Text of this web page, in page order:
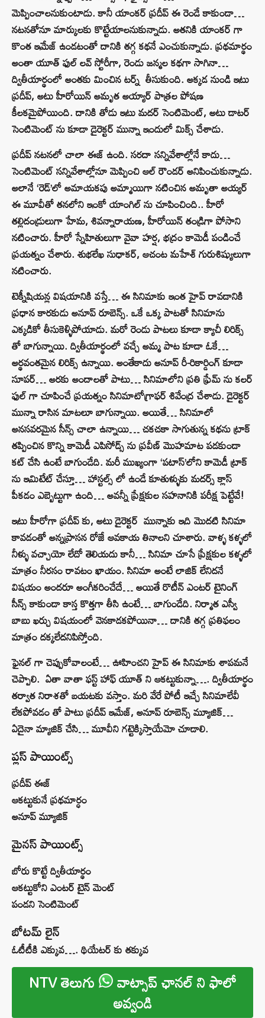
మెప్పించాలనుకుంటాడు. కానీ యాంకర్ ప్రదీప్ ఈ రెండే కాకుండా…
నటనతోనూ మార్కులకు కొట్టేయాలనుకున్నాడు. అతనికి యాంకర్ గా
కొంత ఇమేజ్ ఉండటంతో దానికి తగ్గ కథనే ఎంచుకున్నాడు. ప్రథమార్థం
అంతా యూత్ ఫుల్ లవ్ స్టోరీగా, రెండు జన్మల కథగా సాగినా…
ద్వితీయార్థంలో అంతకు మించిన టర్న్ తీసుకుంది. అక్కడ నుండి ఇటు
ప్రదీప్, అటు హీరోయిన్ అమృత అయ్యార్ పాత్రల పోషణ
కీలకమైపోయింది. దానికి తోడు ఇటు మదర్ సెంటిమెంట్, అటు డాటర్
సెంటిమెంట్ ను కూడా డైరెక్టర్ మున్నా ఇందులో మిక్స్ చేశాడు.
ప్రదీప్ నటనలో చాలా ఈజ్ ఉంది. సరదా సన్నివేశాల్లోనే కాదు…
సెంటిమెంట్ సన్నివేశాల్లోనూ మెప్పించి ఆల్ రౌండర్ అనిపించుకున్నాడు.
అలానే ‘రెడ్’లో అమాయకపు అమ్మాయిగా నటించిన అమృతా అయ్యర్
ఈ మూవీతో తనలోని ఇంకో యాంగిల్ ను చూపించింది.. హీరో
తల్లిదండ్రులుగా హేమ, శివన్నారాయణ, హీరోయిన్ తండ్రిగా పోసాని
నటించారు. హీరో స్నేహితులుగా వైవా హర్ష, భద్రం కామెడీ పండించే
ప్రయత్నం చేశారు. శుభలేఖ సుధాకర్, ఆచంట మహేశ్ గురుశిష్యులుగా
నటించారు.
టెక్నీషియన్ల విషయానికి వస్తే… ఈ సినిమాకు ఇంత హైప్ రావడానికి
ప్రధాన కారకుడు అనూప్ రూబెన్స్. ఒకే ఒక్క పాటతో సినిమాను
ఎక్కడికో తీసుకెళ్ళిపోయాడు. మరో రెండు పాటలు కూడా క్యాచీ లిరిక్స్
తో బాగున్నాయి. ద్వితీయార్థంలో వచ్చే అమ్మ పాట కూడా ఓకే…
అర్థవంతమైన లిరిక్స్ ఉన్నాయి. అంతేకాదు అనూప్ రీ-రికార్డింగ్ కూడా
సూపర్… అరకు అందాలతో పాటు… సినిమాలోని ప్రతి ఫ్రేమ్ ను కలర్
ఫుల్ గా చూపించే ప్రయత్నం సినిమాటోగ్రాఫర్ శివేంద్ర చేశాడు. డైరెక్టర్
మున్నా రాసిన మాటలూ బాగున్నాయి. అయితే… సినిమాలో
అనసవరమైన సీన్స్ చాలా ఉన్నాయి… చకచకా సాగుతున్న కథను ట్రాక్
తప్పించిన కొన్ని కామెడీ ఎపిసోడ్స్ ను ప్రవీణ్ మొహమాట పడకుండా
కట్ చేసి ఉంటే బాగుండేది. మరీ ముఖ్యంగా ‘పటాస్’లోని కామెడీ ట్రాక్
ను ఇమిటేట్ చేస్తూ… హాస్టల్స్ లో ఉండే కూతుళ్ళుకు మదర్స్ క్లాస్
పీకడం ఎబ్బెట్టుగా ఉంది… అవన్నీ ప్రేక్షకుల సహనానికి పరీక్ష పెట్టేవే!
ఇటు హీరోగా ప్రదీప్ కు, అటు డైరెక్టర్ మున్నాకు ఇది మొదటి సినిమా
కావడంతో అన్నప్రాసన రోజే ఆవకాయ తినాలని చూశారు. వాళ్ళ కళ్ళలో
నీళ్ళు వచ్చాయో లేదో తెలియదు కానీ… సినిమా చూసే ప్రేక్షకుల కళ్ళలో
మాత్రం నీరసం రావటం ఖాయం. సినిమా అంటే లాజిక్ లేనిదనే
విషయం అందరూ అంగీకరించేదే… అయితే రొటీన్ ఎంటర్ టైనింగ్
సీన్స్ కాకుండా కాస్త కొత్తగా తీసి ఉంటే… బాగుండేది. నిర్మాత ఎస్వీ
బాబు ఖర్చు విషయంలో వెనకాడకపోయినా… దానికి తగ్గ ప్రతిఫలం
మాత్రం దక్కలేదనిపిస్తోంది.
ఫైనల్ గా చెప్పుకోవాలంటే… ఊహించని హైప్ ఈ సినిమాకు శాపమనే
చెప్పాలి. ఏతా వాతా ఫస్ట్ హాఫ్ యూత్ ని ఆకట్టుకున్నా…. ద్వితీయార్థం
తర్వాత నిరాశతో బయటకు వస్తాం. మరి వేరే పోటీ ఇచ్చే సినిమాలేవీ
లేకపోవడం తో పాటు ప్రదీప్ ఇమేజ్, అనూప్ రూబెన్స్ మ్యూజిక్…
ఏదైనా మ్యాజిక్ చేసి… మూవీని గట్టెక్కిస్తాయేమో చూడాలి.
ప్లస్ పాయింట్స్
ప్రదీప్ ఈజ్
ఆకట్టుకునే ప్రథమార్ధం
అనూప్ మ్యూజిక్
మైనస్ పాయింట్స్
బోరు కొట్టే ద్వితీయార్థం
ఆకట్టుకోని ఎంటర్ టైన్ మెంట్
పండని సెంటిమెంట్
బోటమ్ లైన్
ఓటీటీకి ఎక్కువ…. థియేటర్ కు తక్కువ
NTV తెలుగు వాట్సాప్ ఛానల్ ని ఫాలో
అవ్వండి